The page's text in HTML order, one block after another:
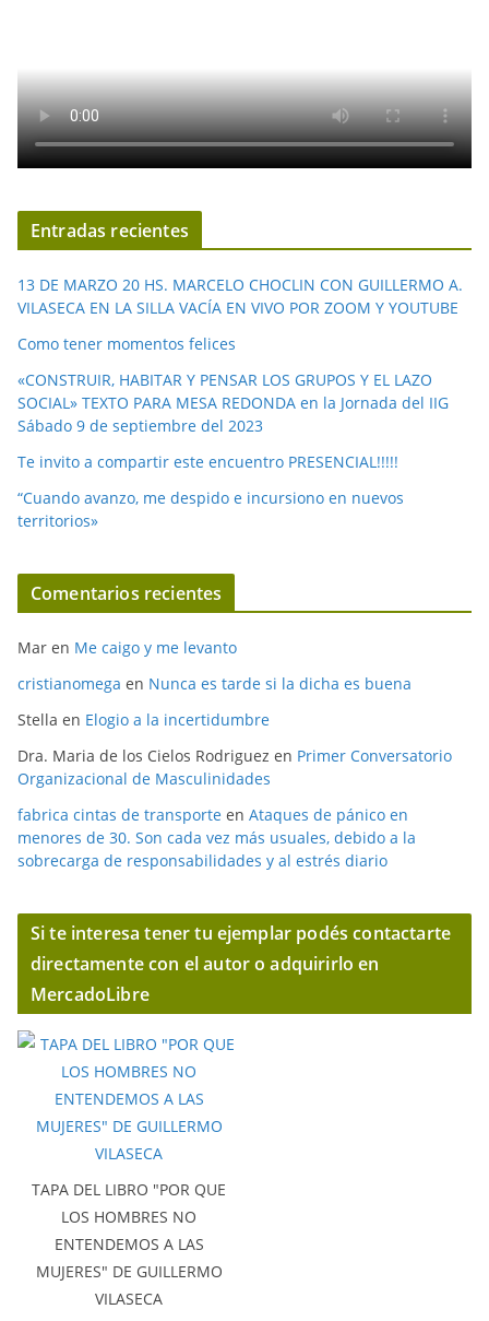
Entradas recientes
13 DE MARZO 20 HS. MARCELO CHOCLIN CON GUILLERMO A.
VILASECA EN LA SILLA VACÍA EN VIVO POR ZOOM Y YOUTUBE
Como tener momentos felices
«CONSTRUIR, HABITAR Y PENSAR LOS GRUPOS Y EL LAZO
SOCIAL» TEXTO PARA MESA REDONDA en la Jornada del IIG
Sábado 9 de septiembre del 2023
Te invito a compartir este encuentro PRESENCIAL!!!!!
“Cuando avanzo, me despido e incursiono en nuevos
territorios»
Comentarios recientes
Mar en Me caigo y me levanto
cristianomega en Nunca es tarde si la dicha es buena
Stella en Elogio a la incertidumbre
Dra. Maria de los Cielos Rodriguez en Primer Conversatorio
Organizacional de Masculinidades
fabrica cintas de transporte en Ataques de pánico en
menores de 30. Son cada vez más usuales, debido a la
sobrecarga de responsabilidades y al estrés diario
Si te interesa tener tu ejemplar podés contactarte
directamente con el autor o adquirirlo en
MercadoLibre
TAPA DEL LIBRO "POR QUE
LOS HOMBRES NO
ENTENDEMOS A LAS
MUJERES" DE GUILLERMO
VILASECA